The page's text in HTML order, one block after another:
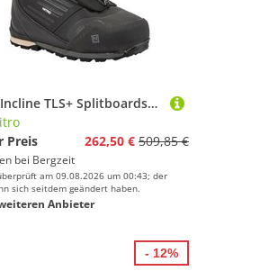
Nitro Incline TLS+ Splitboardschuhe
Preis
262,50 € 509,85 €
bei Bergzeit
am 09.08.2026 um 00:43; der
sich seitdem geändert haben.
Anbieter
- 12%